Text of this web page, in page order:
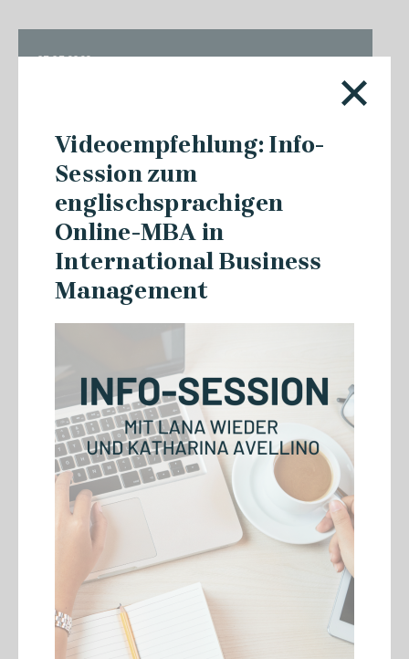
07.07.2026
Wettbewerbsvorteil Lernen:
Gemeinsam den Mittelstand
stärken
Videoempfehlung: Info-
Session zum
englischsprachigen
Online-MBA in
International Business
Management